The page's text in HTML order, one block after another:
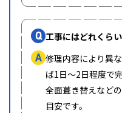
Q 工事にはどれくら
A 修理内容により異
ば1日〜2日程度で
全面葺き替えなど
目安です。